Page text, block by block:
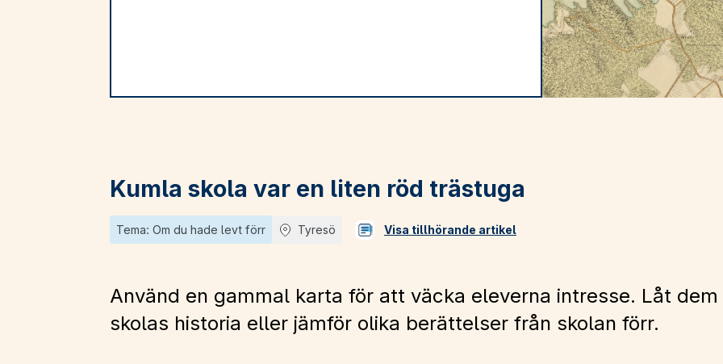
Kumla skola var en liten röd trästuga
Tema: Om du hade levt förr Tyresö Visa tillhörande artikel
Använd en gammal karta för att väcka eleverna intresse. Låt dem
skolas historia eller jämför olika berättelser från skolan förr.